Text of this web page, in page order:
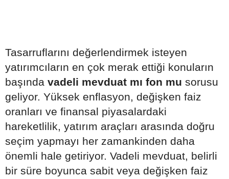
Tasarruflarını değerlendirmek isteyen
yatırımcıların en çok merak ettiği konuların
başında vadeli mevduat mı fon mu sorusu
geliyor. Yüksek enflasyon, değişken faiz
oranları ve finansal piyasalardaki
hareketlilik, yatırım araçları arasında doğru
seçim yapmayı her zamankinden daha
önemli hale getiriyor. Vadeli mevduat, belirli
bir süre boyunca sabit veya değişken faiz